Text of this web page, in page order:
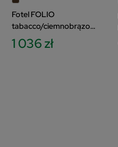
Fotel FOLIO
tabacco/ciemnobrązow
y + poducha różowa
1 036 zł